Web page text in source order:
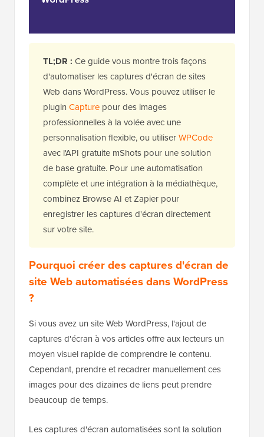
TL;DR : Ce guide vous montre trois façons
d'automatiser les captures d'écran de sites
Web dans WordPress. Vous pouvez utiliser le
plugin Capture pour des images
professionnelles à la volée avec une
personnalisation flexible, ou utiliserWPCode
avec l'API gratuite mShots pour une solution
de base gratuite. Pour une automatisation
complète et une intégration à la médiathèque,
combinez Browse AI et Zapier pour
enregistrer les captures d'écran directement
sur votre site.
Pourquoi créer des captures d'écran de
site Web automatisées dans WordPress
?
Si vous avez un site Web WordPress, l'ajout de
captures d'écran à vos articles offre aux lecteurs un
moyen visuel rapide de comprendre le contenu.
Cependant, prendre et recadrer manuellement ces
images pour des dizaines de liens peut prendre
beaucoup de temps.
Les captures d'écran automatisées sont la solution